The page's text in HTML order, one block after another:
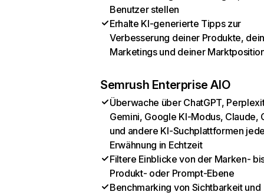
Benutzer stellen
Erhalte KI-generierte Tipps zur
Verbesserung deiner Produkte,
Marketings und deiner
Semrush Enterprise AIO
Überwache über ChatGPT,
Gemini, Google KI-Modus, Claude,
und andere KI-Suchplattformen
Erwähnung in Echtzeit
Filtere Einblicke von der Marken-
Produkt- oder Prompt-Ebene
Benchmarking von Sichtbarkeit und